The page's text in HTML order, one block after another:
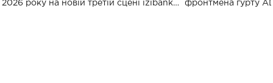
2026 року на новій третій сцені izibank
фронтмена гурту